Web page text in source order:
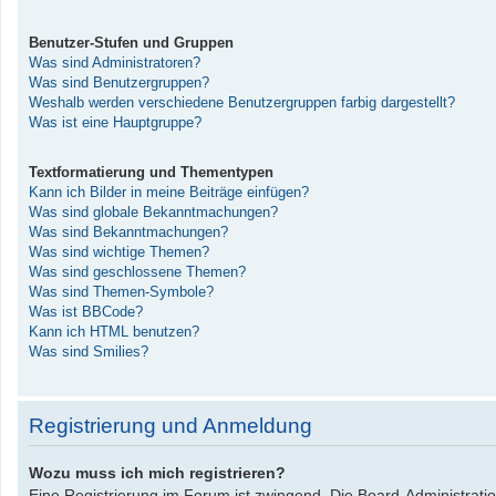
Benutzer-Stufen und Gruppen
Was sind Administratoren?
Was sind Benutzergruppen?
Weshalb werden verschiedene Benutzergruppen farbig dargestellt?
Was ist eine Hauptgruppe?
Textformatierung und Thementypen
Kann ich Bilder in meine Beiträge einfügen?
Was sind globale Bekanntmachungen?
Was sind Bekanntmachungen?
Was sind wichtige Themen?
Was sind geschlossene Themen?
Was sind Themen-Symbole?
Was ist BBCode?
Kann ich HTML benutzen?
Was sind Smilies?
Registrierung und Anmeldung
Wozu muss ich mich registrieren?